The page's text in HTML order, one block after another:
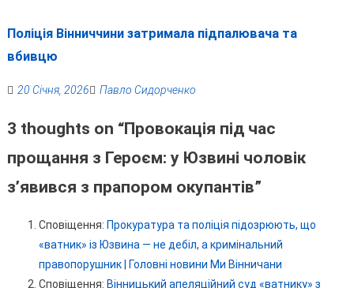
Поліція Вінниччини затримала підпалювача та
вбивцю
20 Січня, 2026 Павло Сидорченко
3 thoughts on “Провокація під час
прощання з Героєм: у Юзвині чоловік
з’явився з прапором окупантів”
Сповіщення: Прокуратура та поліція підозрюють, що
«ватник» із Юзвина — не дебіл, а кримінальний
правопорушник | Головні новини Ми Вінничани
Сповіщення: Вінницький апеляційний суд «ватнику» з